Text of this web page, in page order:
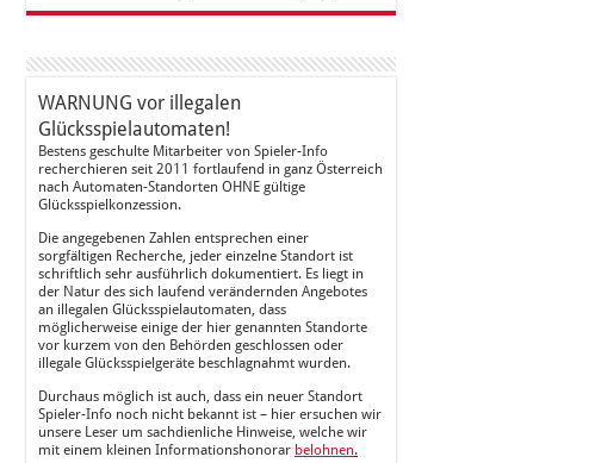
WARNUNG vor illegalen
Glücksspielautomaten!
Bestens geschulte Mitarbeiter von Spieler-Info
recherchieren seit 2011 fortlaufend in ganz Österreich
nach Automaten-Standorten OHNE gültige
Glücksspielkonzession.
Die angegebenen Zahlen entsprechen einer
sorgfältigen Recherche, jeder einzelne Standort ist
schriftlich sehr ausführlich dokumentiert. Es liegt in
der Natur des sich laufend verändernden Angebotes
an illegalen Glücksspielautomaten, dass
möglicherweise einige der hier genannten Standorte
vor kurzem von den Behörden geschlossen oder
illegale Glücksspielgeräte beschlagnahmt wurden.
Durchaus möglich ist auch, dass ein neuer Standort
Spieler-Info noch nicht bekannt ist – hier ersuchen wir
unsere Leser um sachdienliche Hinweise, welche wir
mit einem kleinen Informationshonorar belohnen.